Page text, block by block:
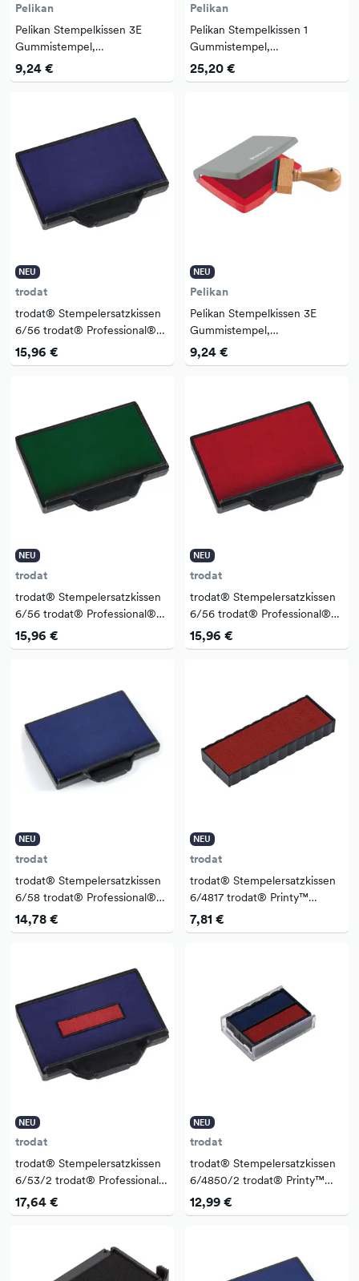
Pelikan
Pelikan Stempelkissen 3E
Gummistempel,
Polymerstempel 70 x 50 mm
(B x H) schwarz
9,24 €
Pelikan
Pelikan Stempelkissen 1
Gummistempel,
Polymerstempel 160 x 90 mm
(B x H) blau
25,20 €
NEU
trodat
trodat® Stempelersatzkissen
6/56 trodat® Professional®
5117, 5204, 5206, 5460, 5465,
5466/PL, 5558, 5558/PL,
15,96 €
NEU
Pelikan
Pelikan Stempelkissen 3E
Gummistempel,
Polymerstempel 70 x 50 mm
(B x H) rot
9,24 €
NEU
trodat
trodat® Stempelersatzkissen
6/56 trodat® Professional®
5117, 5204, 5206, 5460, 5465,
5466/PL, 5558, 5558/PL,
15,96 €
NEU
trodat
trodat® Stempelersatzkissen
6/56 trodat® Professional®
5117, 5204, 5206, 5460, 5465,
5466/PL, 5558, 5558/PL,
15,96 €
NEU
trodat
trodat® Stempelersatzkissen
6/58 trodat® Professional®
5208, 5274, 5474, 5480,
5485, 55418, 55512 68 x 47
14,78 €
NEU
trodat
trodat® Stempelersatzkissen
6/4817 trodat® Printy™
4817/B, 4813, 4816/PL, 48313,
4917 rot 2 St./Pack.
7,81 €
NEU
trodat
trodat® Stempelersatzkissen
6/53/2 trodat® Professional®
5440L, 5440 blau/rot 2
St./Pack.
17,64 €
NEU
trodat
trodat® Stempelersatzkissen
6/4850/2 trodat® Printy™
4850, 4850/L blau/rot 2
St./Pack.
12,99 €